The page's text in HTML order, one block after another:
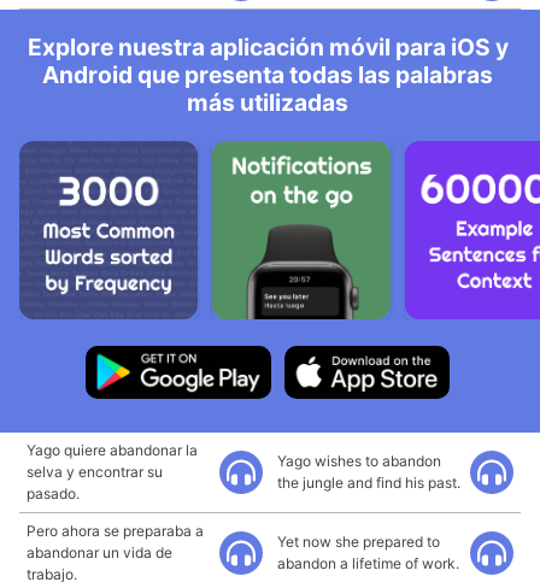
Explore nuestra aplicación móvil para iOS y
Android que presenta todas las palabras
más utilizadas
Yago quiere abandonar la
selva y encontrar su
pasado.
Yago wishes to abandon
the jungle and find his past.
Pero ahora se preparaba a
abandonar un vida de
trabajo.
Yet now she prepared to
abandon a lifetime of work.